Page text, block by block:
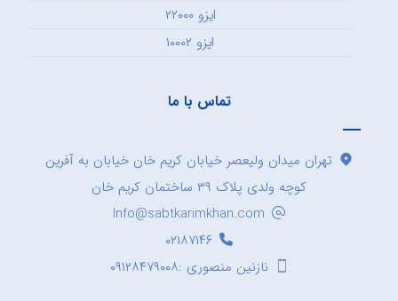
ایزو ۲۲۰۰۰
ایزو ۱۰۰۰۲
تماس با ما
تهران میدان ولیعصر خیابان کریم خان خیابان به آفرین
کوچه ولدی پلاک ۳۹ ساختمان کریم خان
Info@sabtkarimkhan.com
۰۲۱۸۷۱۴۶
نازنین منصوری :۰۹۱۲۸۴۷۹۰۰۸